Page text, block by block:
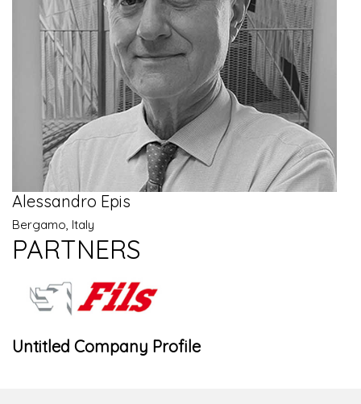
Alessandro Epis
Bergamo, Italy
PARTNERS
Untitled Company Profile